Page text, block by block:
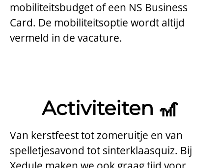
mobiliteitsbudget of een NS Business
Card. De mobiliteitsoptie wordt altijd
vermeld in de vacature.
Activiteiten 🎢
Van kerstfeest tot zomeruitje en van
spelletjesavond tot sinterklaasquiz. Bij